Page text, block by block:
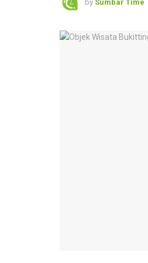
by Sumbar Time